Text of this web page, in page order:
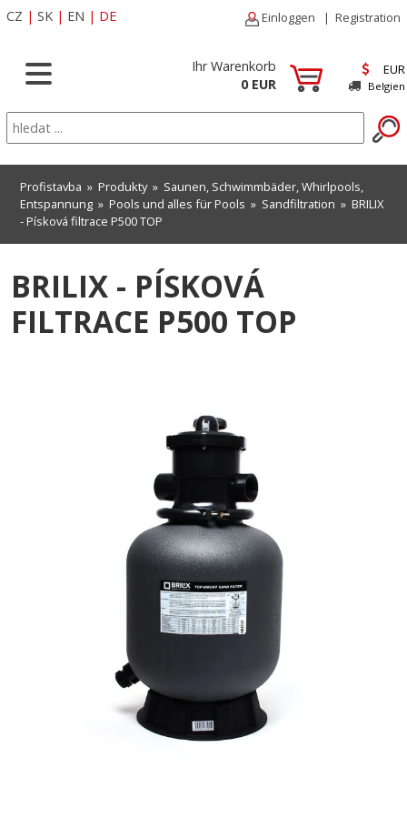
CZ | SK | EN | DE Einloggen | Registration
Ihr Warenkorb
0 EUR
EUR
Belgien
Profistavba » Produkty» Saunen, Schwimmbäder, Whirlpools,
Entspannung » Pools und alles für Pools » Sandfiltration » BRILIX
- Písková filtrace P500 TOP
BRILIX - PÍSKOVÁ
FILTRACE P500 TOP